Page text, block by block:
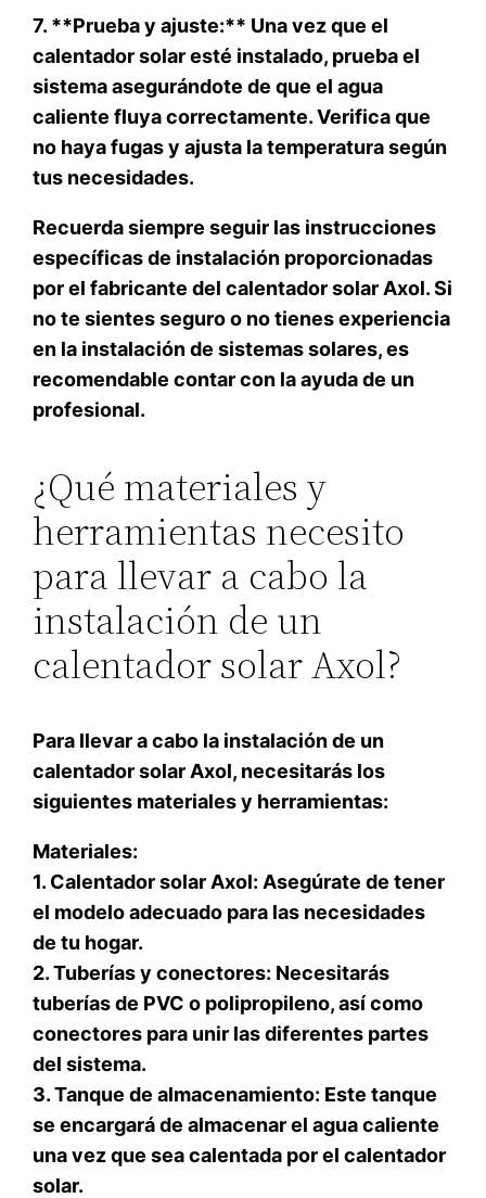
7. **Prueba y ajuste:** Una vez que el
calentador solar esté instalado, prueba el
sistema asegurándote de que el agua
caliente fluya correctamente. Verifica que
no haya fugas y ajusta la temperatura según
tus necesidades.
Recuerda siempre seguir las instrucciones
específicas de instalación proporcionadas
por el fabricante del calentador solar Axol. Si
no te sientes seguro o no tienes experiencia
en la instalación de sistemas solares, es
recomendable contar con la ayuda de un
profesional.
¿Qué materiales y
herramientas necesito
para llevar a cabo la
instalación de un
calentador solar Axol?
Para llevar a cabo la instalación de un
calentador solar Axol, necesitarás los
siguientes materiales y herramientas:
Materiales:
1. Calentador solar Axol: Asegúrate de tener
el modelo adecuado para las necesidades
de tu hogar.
2. Tuberías y conectores: Necesitarás
tuberías de PVC o polipropileno, así como
conectores para unir las diferentes partes
del sistema.
3. Tanque de almacenamiento: Este tanque
se encargará de almacenar el agua caliente
una vez que sea calentada por el calentador
solar.